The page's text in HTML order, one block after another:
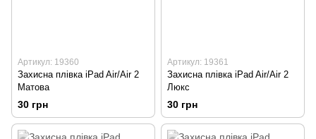
Артикул: 19360
Захисна плівка iPad Air/Air 2
Матова
30 грн
Артикул: 19361
Захисна плівка iPad Air/Air 2
Люкс
30 грн